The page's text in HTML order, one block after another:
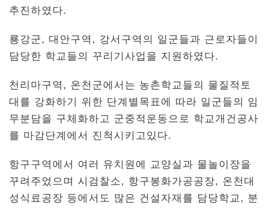
추진하였다.
룡강군, 대안구역, 강서구역의 일군들과 근로자들이
담당한 학교들의 꾸리기사업을 지원하였다.
천리마구역, 온천군에서는 농촌학교들의 물질적토
대를 강화하기 위한 단계별목표에 따라 일군들의 임
무분담을 구체화하고 군중적운동으로 학교개건공사
를 마감단계에서 진척시키고있다.
항구구역에서 여러 유치원에 교양실과 물놀이장을
꾸려주었으며 시검찰소, 항구봉화가공공장, 온천대
성식료공장 등에서도 많은 건설자재를 담당학교, 분